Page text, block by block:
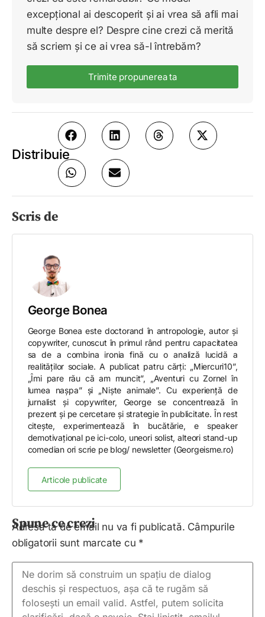
excepțional ai descoperit și ai vrea să afli mai
multe despre el? Despre cine crezi că merită
să scriem și ce ai vrea să-l întrebăm?
Trimite propunerea ta
Distribuie
Scris de
George Bonea
George Bonea este doctorand în antropologie, autor și
copywriter, cunoscut în primul rând pentru capacitatea
sa de a combina ironia fină cu o analiză lucidă a
realităților sociale. A publicat patru cărți: „Miercuri10”,
„Îmi pare rău că am muncit”, „Aventuri cu Zornel în
lumea nașpa” și „Niște animale”. Cu experiență de
jurnalist și copywriter, George se concentrează în
prezent și pe cercetare și strategie în publicitate. În rest
citește, experimentează în bucătărie, e speaker
demotivațional pe ici-colo, uneori solist, alteori stand-up
comedian ori scrie pe blog/ newsletter (Georgeisme.ro)
Articole publicate
Spune ce crezi
Adresa ta de email nu va fi publicată. Câmpurile
obligatorii sunt marcate cu *